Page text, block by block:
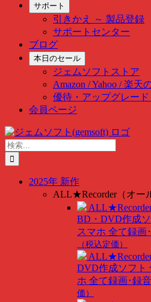
サポート
引きかえ ～ 製品登録
サポートセンター
ブログ
本日のセール
ジェムソフトストア
Amazon / Yahoo / 楽天
優待・アップグレー
会員ページ
Skip
to
content
検
索
…
2025年 新作
ALL★Recorder（オー
BD・DVD作成
スマホ 全て録画
（税込定価）
DVD作成ソフト
ホ 全て録画･録音
価）